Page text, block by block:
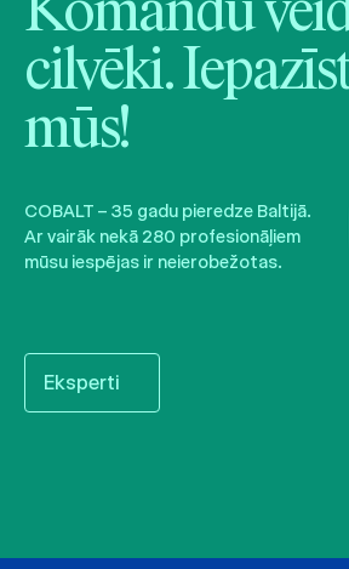
Komandu
cilvēki.
mūs!
COBALT – 35 gadu pieredze Baltijā.
Ar vairāk nekā 280 profesionāļiem
mūsu iespējas ir neierobežotas.
Eksperti